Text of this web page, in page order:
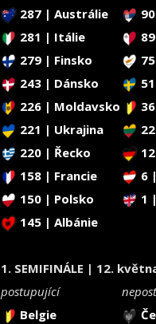
287 | Austrálie
281 | Itálie
279 | Finsko
243 | Dánsko
226 | Moldavsko
221 | Ukrajina
220 | Řecko
158 | Francie
6
150 | Polsko
1
145 | Albánie
1. SEMIFINÁLE | 12.
postupující
Belgie